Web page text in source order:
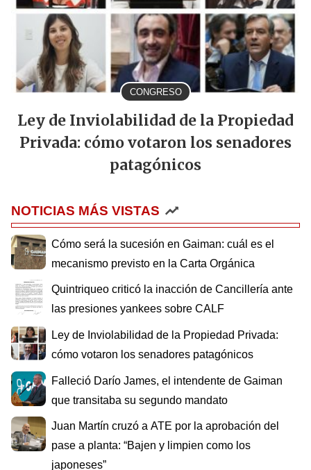
CONGRESO
Ley de Inviolabilidad de la Propiedad
Privada: cómo votaron los senadores
patagónicos
NOTICIAS MÁS VISTAS
Cómo será la sucesión en Gaiman: cuál es el
mecanismo previsto en la Carta Orgánica
Quintriqueo criticó la inacción de Cancillería ante
las presiones yankees sobre CALF
Ley de Inviolabilidad de la Propiedad Privada:
cómo votaron los senadores patagónicos
Falleció Darío James, el intendente de Gaiman
que transitaba su segundo mandato
Juan Martín cruzó a ATE por la aprobación del
pase a planta: “Bajen y limpien como los
japoneses”